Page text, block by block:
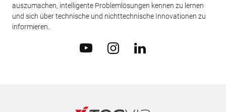
auszumachen, intelligente Problemlösungen kennen zu lernen
und sich über technische und nichttechnische Innovationen zu
informieren.